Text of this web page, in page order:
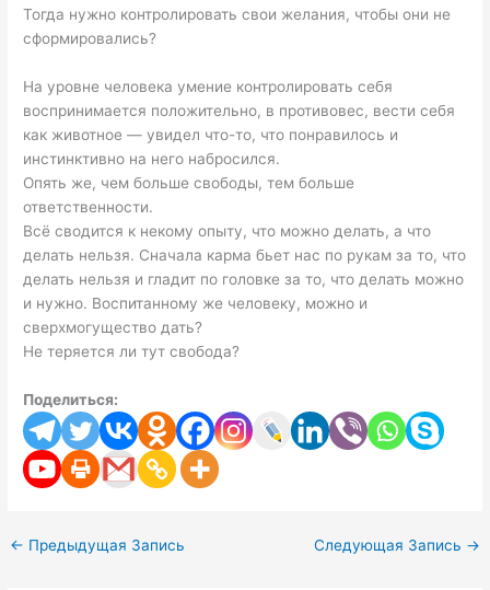
Тогда нужно контролировать свои желания, чтобы они не
сформировались?
На уровне человека умение контролировать себя
воспринимается положительно, в противовес, вести себя
как животное — увидел что-то, что понравилось и
инстинктивно на него набросился.
Опять же, чем больше свободы, тем больше
ответственности.
Всё сводится к некому опыту, что можно делать, а что
делать нельзя. Сначала карма бьет нас по рукам за то, что
делать нельзя и гладит по головке за то, что делать можно
и нужно. Воспитанному же человеку, можно и
сверхмогущество дать?
Не теряется ли тут свобода?
Поделиться:
← Предыдущая Запись Следующая Запись →